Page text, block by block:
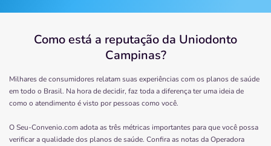
Como está a reputação da Uniodonto
Campinas?
Milhares de consumidores relatam suas experiências com os planos de saúde
em todo o Brasil. Na hora de decidir, faz toda a diferença ter uma ideia de
como o atendimento é visto por pessoas como você.
O Seu-Convenio.com adota as três métricas importantes para que você possa
verificar a qualidade dos planos de saúde. Confira as notas da Operadora